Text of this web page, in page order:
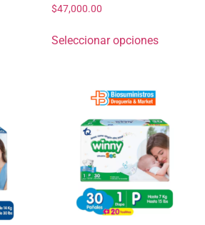
$47,000.00
Seleccionar opciones